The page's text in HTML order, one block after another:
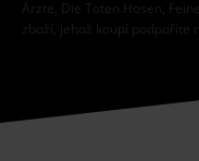
Ärzte, Die Toten Hosen,
zboží, jehož koupí podpoříte